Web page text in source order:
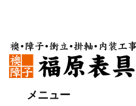
メニュー